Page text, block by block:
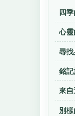
四
心
尋
銘
來
別